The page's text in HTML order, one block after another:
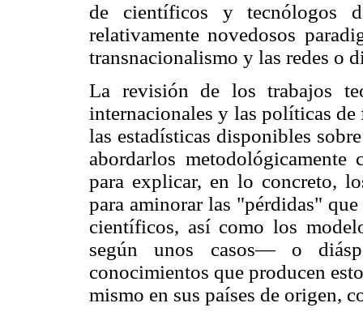
de científicos y tecnólogos
relativamente novedosos
transnacionalismo y las redes o
La revisión de los trabajos
internacionales y las políticas
las estadísticas disponibles
abordarlos
para explicar, en lo concreto,
para aminorar las "pérdidas"
científicos, así como los
según unos casos— o
conocimientos que producen
mismo en sus países de origen,